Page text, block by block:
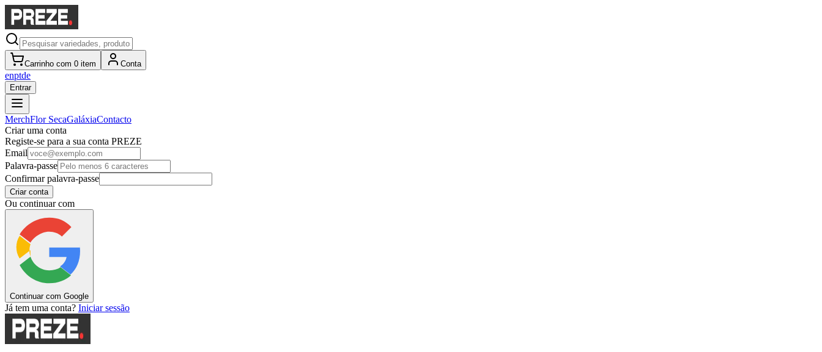
Carrinho com 0 item Conta
enptde
Entrar
MerchFlor SecaGaláxiaContacto
Criar uma conta
Registe-se para a sua conta PREZE
Email
Palavra-passe
Confirmar palavra-passe
Criar conta
Ou continuar com
Continuar com Google
Já tem uma conta? Iniciar sessão